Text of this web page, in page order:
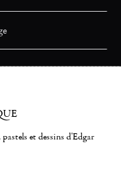
et dessins d'Edgar